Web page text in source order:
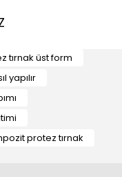
tırnak üst form
yapılır
protez tırnak